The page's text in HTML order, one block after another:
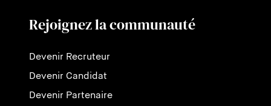
Rejoignez la communauté
Devenir Recruteur
Devenir Candidat
Devenir Partenaire